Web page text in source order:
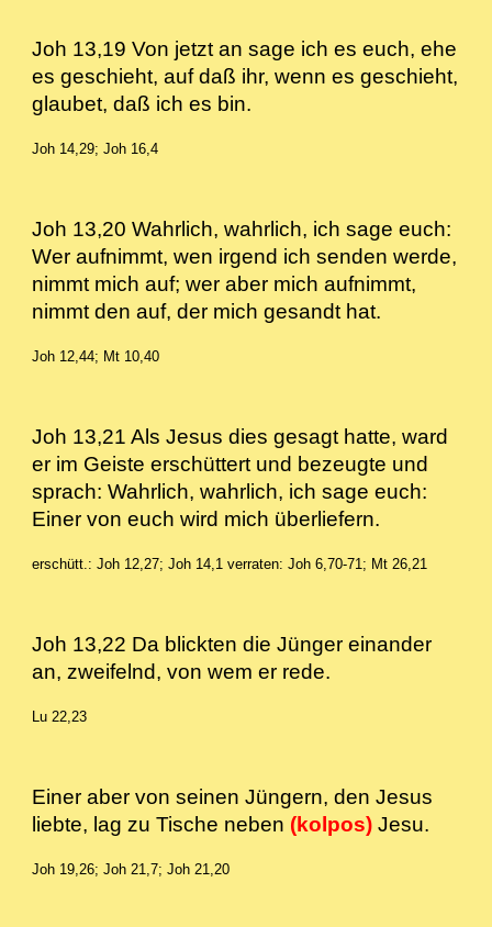
Joh 13,19 Von jetzt an sage ich es euch, ehe
es geschieht, auf daß ihr, wenn es geschieht,
glaubet, daß ich es bin.
Joh 14,29; Joh 16,4
Joh 13,20 Wahrlich, wahrlich, ich sage euch:
Wer aufnimmt, wen irgend ich senden werde,
nimmt mich auf; wer aber mich aufnimmt,
nimmt den auf, der mich gesandt hat.
Joh 12,44; Mt 10,40
Joh 13,21 Als Jesus dies gesagt hatte, ward
er im Geiste erschüttert und bezeugte und
sprach: Wahrlich, wahrlich, ich sage euch:
Einer von euch wird mich überliefern.
erschütt.: Joh 12,27; Joh 14,1 verraten: Joh 6,70-71; Mt 26,21
Joh 13,22 Da blickten die Jünger einander
an, zweifelnd, von wem er rede.
Lu 22,23
Einer aber von seinen Jüngern, den Jesus
liebte, lag zu Tische neben (kolpos)Jesu.
Joh 19,26; Joh 21,7; Joh 21,20